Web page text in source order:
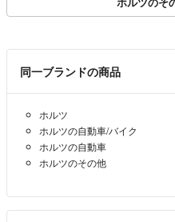
同一ブランドの商品
ホルツ
ホルツの自動車/バイク
ホルツの自動車
ホルツのその他